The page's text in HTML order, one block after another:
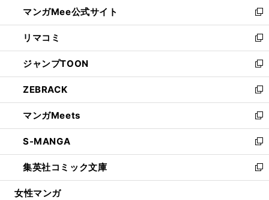
く
ド
ウ
で
開
く
ィ
ン
ド
ウ
で
開
く
い
ウ
ィ
ン
ド
ウ
で
開
く
マンガMee公式サイト
新
し
い
ウ
ィ
ン
ド
ウ
で
開
く
リマコミ
新
し
い
ウ
ィ
ン
ド
ウ
で
開
く
ジャンプTOON
新
し
い
ウ
ィ
ン
ド
ウ
で
開
ZEBRACK
新
し
い
ウ
ィ
ン
ド
ウ
マンガMeets
新
し
い
ウ
ィ
ン
S-MANGA
新
し
い
ウ
集英社コミック文庫
新
し
女性マンガ